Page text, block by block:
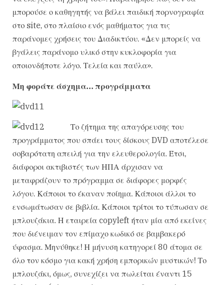
μπορούσε ο καθηγητής να βάλει παιδική πορνογραφία
στο site, στο πλαίσιο ενός μαθήματος για τις
παράνομες χρήσεις του Διαδικτύου. «Δεν μπορείς να
βγάλεις παράνομο υλικό στην κυκλοφορία για
οποιονδήποτε λόγο. Τελεία και παύλα».
Μη φοράτε άσχημα… προγράμματα
Το ζήτημα της απαγόρευσης του
προγράμματος που σπάει τους δίσκους DVD αποτέλεσε
σοβαρότατη απειλή για την ελευθερολογία. Έτσι,
διάφοροι ακτιβιστές των ΗΠΑ άρχισαν να
μεταφράζουν το πρόγραμμα σε διάφορες μορφές
λόγου. Κάποιοι το έκαναν ποίημα. Κάποιοι άλλοι το
ενσωμάτωσαν σε βιβλία. Κάποιοι τρίτοι το τύπωσαν σε
μπλουζάκια. Η εταιρεία copyleft ήταν μία από εκείνες
που διένειμαν τον επίμαχο κωδικό σε βαμβακερό
ύφασμα. Μηνύθηκε! Η μήνυση κατηγορεί 80 άτομα σε
όλο τον κόσμο για κακή χρήση εμπορικών μυστικών! Το
μπλουζάκι, όμως, συνεχίζει να πωλείται έναντι 15